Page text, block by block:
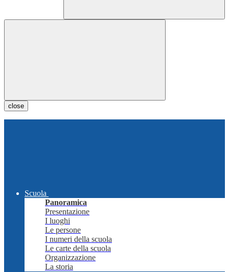
close
Scuola
Panoramica
Presentazione
I luoghi
Le persone
I numeri della scuola
Le carte della scuola
Organizzazione
La storia